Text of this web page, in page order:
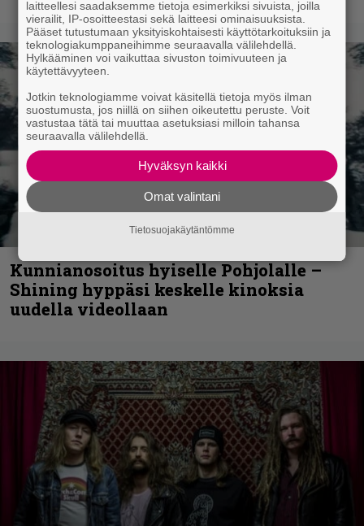
Kunnianosoitus hyiselle Pohjolalle –
Shining hyppäsi keskelle kinoksia
uudella videollaan
laitteellesi saadaksemme tietoja esimerkiksi sivuista, joilla
vierailit, IP-osoitteestasi sekä laitteesi ominaisuuksista.
Pääset tutustumaan yksityiskohtaisesti käyttötarkoituksiin ja
teknologiakumppaneihimme seuraavalla välilehdellä.
Hylkääminen voi vaikuttaa sivuston toimivuuteen ja
käytettävyyteen.
Jotkin teknologiamme voivat käsitellä tietoja myös ilman
suostumusta, jos niillä on siihen oikeutettu peruste. Voit
vastustaa tätä tai muuttaa asetuksiasi milloin tahansa
seuraavalla välilehdellä.
Hyväksyn kaikki
Omat valintani
Tietosuojakäytäntömme